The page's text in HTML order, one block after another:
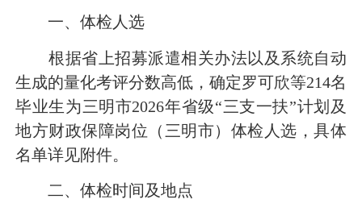
一、体检人选
根据省上招募派遣相关办法以及系统自动
生成的量化考评分数高低，确定罗可欣等214名
毕业生为三明市2026年省级“三支一扶”计划及
地方财政保障岗位（三明市）体检人选，具体
名单详见附件。
二、体检时间及地点